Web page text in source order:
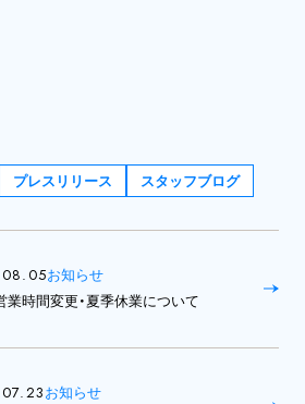
プレスリリース スタッフブログ
お知らせ
業時間変更・夏季休業について
お知らせ